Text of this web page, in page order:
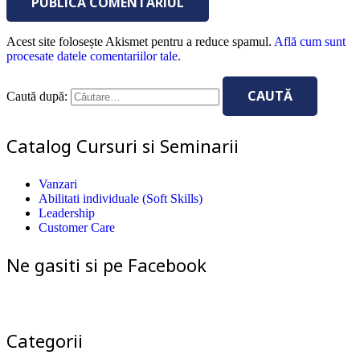
Acest site folosește Akismet pentru a reduce spamul. Află cum sunt
procesate datele comentariilor tale.
Caută după:
Catalog Cursuri si Seminarii
Vanzari
Abilitati individuale (Soft Skills)
Leadership
Customer Care
Ne gasiti si pe Facebook
Categorii